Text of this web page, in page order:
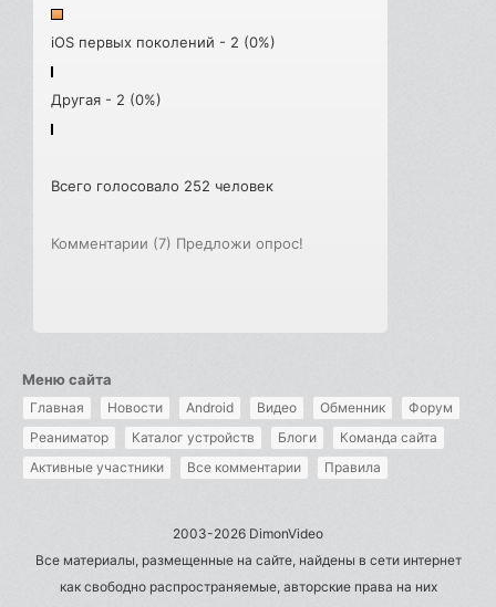
iOS первых поколений - 2 (0%)
Другая - 2 (0%)
Всего голосовало 252 человек
Комментарии (7) Предложи опрос!
Меню сайта
Главная Новости Android Видео Обменник
Форум
Реаниматор
Каталог устройств Блоги
Команда сайта
Активные участники
Все комментарии Правила
2003-2026 DimonVideo
Все материалы, размещенные на сайте, найдены в сети интернет
как свободно распространяемые, авторские права на них